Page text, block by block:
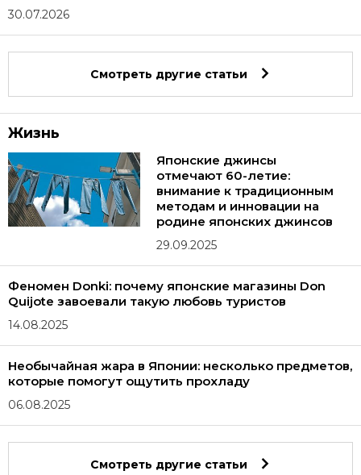
30.07.2026
Смотреть другие статьи
Жизнь
Японские джинсы
отмечают 60-летие:
внимание к традиционным
методам и инновации на
родине японских джинсов
29.09.2025
Феномен Donki: почему японские магазины Don
Quijote завоевали такую любовь туристов
14.08.2025
Необычайная жара в Японии: несколько предметов,
которые помогут ощутить прохладу
06.08.2025
Смотреть другие статьи